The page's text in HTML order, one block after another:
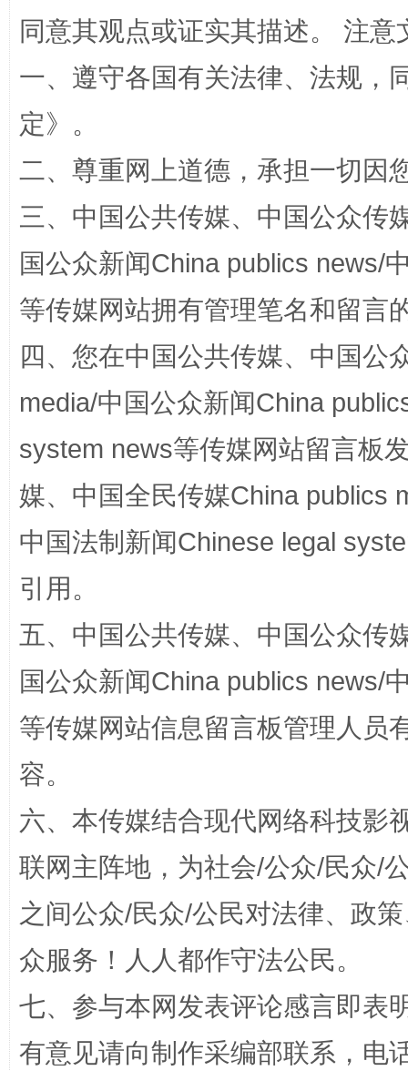
全民健身五年计划来了！等你上场
阿坝州三大球赛在茂县开幕 规模
国家大学科技园优化重塑工作
“蜀中异人”王建安的艺术幻境
同意其观点或证实其描述。 注
一、遵守各国有关法律、法规，
定》。
二、尊重网上道德，承担一切因
三、中国公共传媒、中国公众传
国公众新闻China publics news/
等传媒网站拥有管理笔名和留言
四、您在中国公共传媒、中国公
media/中国公众新闻China
system news等传媒网站留言板
媒、中国全民传媒China publics
中国法制新闻Chinese legal
引用。
五、中国公共传媒、中国公众传
国公众新闻China publics news/
等传媒网站信息留言板管理人员
容。
六、本传媒结合现代网络科技影
联网主阵地，为社会/公众/民众/
之间公众/民众/公民对法律、政
众服务！人人都作守法公民。
七、参与本网发表评论感言即表
有意见请向制作采编部联系，电